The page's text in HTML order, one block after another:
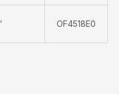
OF4518E0